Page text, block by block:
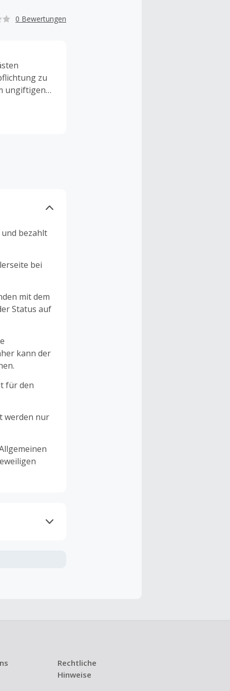
0 Bewertungen
zu
ungiftigen
bezahlt
bei
mit dem
Status auf
kann der
für den
werden nur
Rechtliche
Hinweise